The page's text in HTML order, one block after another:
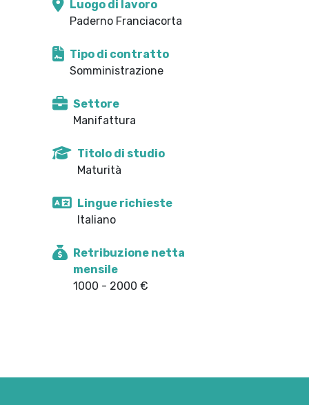
Luogo di lavoro
Paderno Franciacorta
Tipo di contratto
Somministrazione
Settore
Manifattura
Titolo di studio
Maturità
Lingue richieste
Italiano
Retribuzione netta
mensile
1000 - 2000 €